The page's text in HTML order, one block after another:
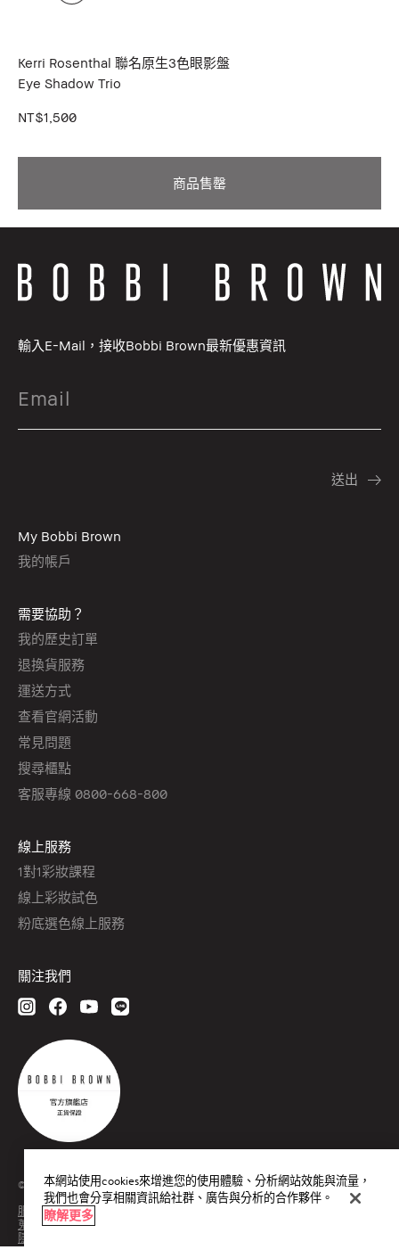
Kerri Rosenthal 聯名原生3色眼影盤
Eye Shadow Trio
NT$1,500
商品售罄
輸入E-Mail，接收Bobbi Brown最新優惠資訊
My Bobbi Brown
我的帳戶
需要協助？
我的歷史訂單
退換貨服務
運送方式
查看官網活動
常見問題
搜尋櫃點
客服專線 0800-668-800
線上服務
1對1彩妝課程
線上彩妝試色
粉底選色線上服務
關注我們
© Bobbi Brown Professional Cosmetics, Inc. All worldwide rights reserved.
服務條款
蒐集個人資料聲明
隱私權政策
本網站使用cookies來增進您的使用體驗、分析網站效能與流量，
我們也會分享相關資訊給社群、廣告與分析的合作夥伴。
瞭解更多